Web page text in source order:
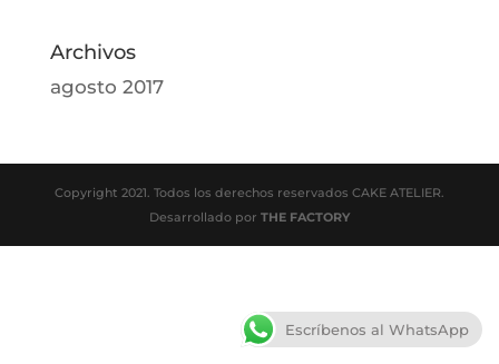
Archivos
agosto 2017
Copyright 2021. Todos los derechos reservados CAKE ATELIER.
Desarrollado por THE FACTORY
Escríbenos al WhatsApp